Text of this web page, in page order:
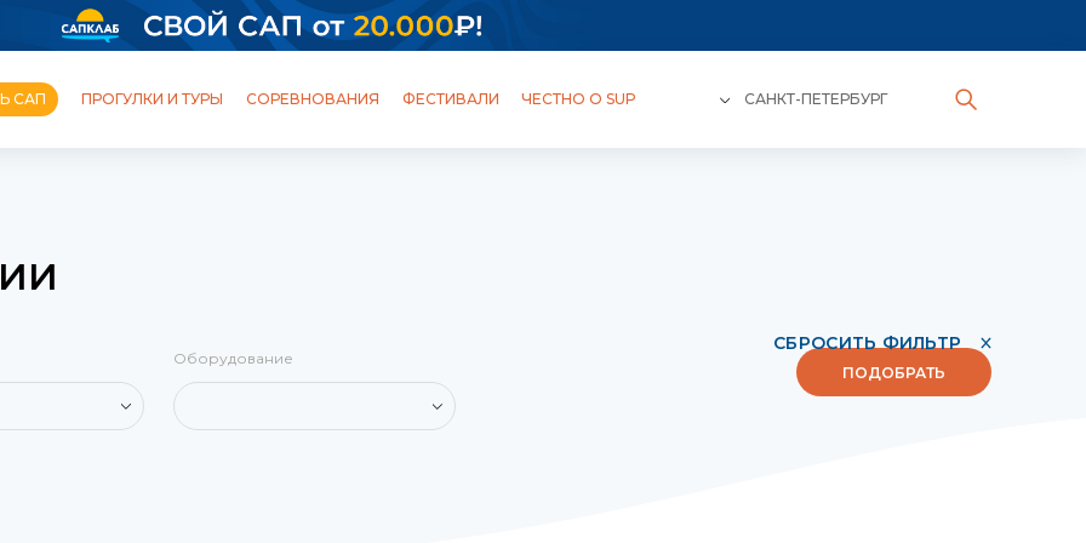
ФЕСТИВАЛИ
САП ПРОГУЛКИ И ТУРЫ СОРЕВНОВАНИЯ ФЕСТИВАЛИ ЧЕСТНО О SUP САНКТ-ПЕТЕРБУРГ
Оборудование
ПОДОБРАТЬ
СБРОСИТЬ ФИЛЬТР